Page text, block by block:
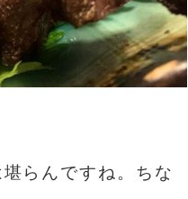
らんですね。ちな